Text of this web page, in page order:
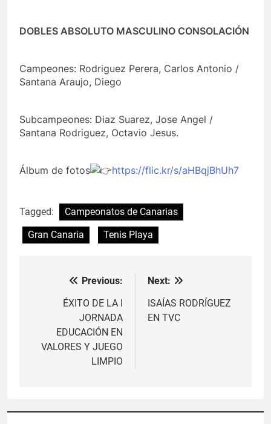
DOBLES ABSOLUTO MASCULINO CONSOLACIÓN
Campeones: Rodriguez Perera, Carlos Antonio /
Santana Araujo, Diego
Subcampeones: Diaz Suarez, Jose Angel /
Santana Rodriguez, Octavio Jesus.
Álbum de fotos https://flic.kr/s/aHBqjBhUh7
Tagged:
Campeonatos de Canarias
Gran Canaria
Tenis Playa
Navegación
entradas
Previous:
ÉXITO DE LA I
JORNADA
EDUCACIÓN EN
VALORES Y JUEGO
LIMPIO
Next:
ISAÍAS RODRÍGUEZ
EN TVC